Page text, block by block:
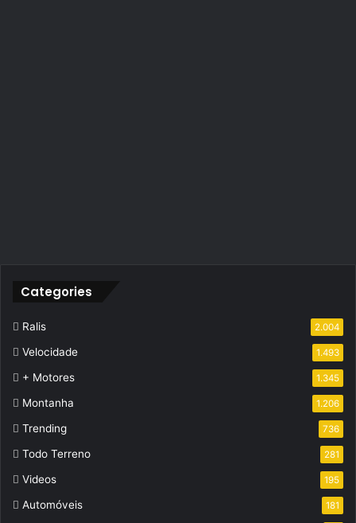
Categories
Ralis 2.004
Velocidade 1.493
+ Motores 1.345
Montanha 1.206
Trending 736
Todo Terreno 281
Videos 195
Automóveis 181